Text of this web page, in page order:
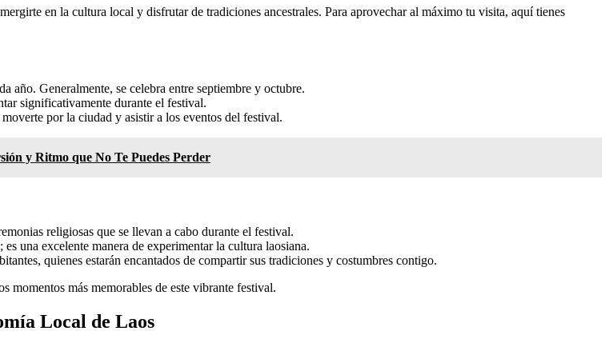
en la cultura local y disfrutar de tradiciones ancestrales. Para aprovechar al máximo tu visita, aquí tienes
año. Generalmente, se celebra entre septiembre y octubre.
significativamente durante el festival.
por la ciudad y asistir a los eventos del festival.
y Ritmo que No Te Puedes Perder
religiosas que se llevan a cabo durante el festival.
una excelente manera de experimentar la cultura laosiana.
quienes estarán encantados de compartir sus tradiciones y costumbres contigo.
momentos más memorables de este vibrante festival.
Local de Laos